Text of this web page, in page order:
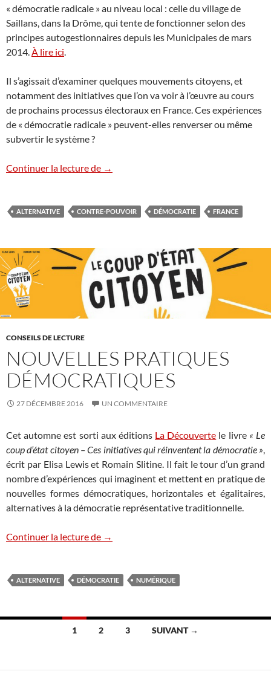
« démocratie radicale » au niveau local : celle du village de
Saillans, dans la Drôme, qui tente de fonctionner selon des
principes autogestionnaires depuis les Municipales de mars
2014.À lire ici.
Il s’agissait d’examiner quelques mouvements citoyens, et
notamment des initiatives que l’on va voir à l’œuvre au cours
de prochains processus électoraux en France. Ces expériences
de « démocratie radicale » peuvent-elles renverser ou même
subvertir le système ?
Continuer la lecture de Mouvements citoyens & initiatives
→
ALTERNATIVE CONTRE-POUVOIR DÉMOCRATIE FRANCE
CONSEILS DE LECTURE
NOUVELLES PRATIQUES
DÉMOCRATIQUES
27 DÉCEMBRE 2016 UN COMMENTAIRE
Cet automne est sorti aux éditions La Découverte le livre « Le
coup d’état citoyen – Ces initiatives qui réinventent la démocratie »
écrit par Elisa Lewis et Romain Slitine. Il fait le tour d’un grand
nombre d’expériences qui imaginent et mettent en pratique de
nouvelles formes démocratiques, horizontales et égalitaires,
alternatives à la démocratie représentative traditionnelle.
Continuer la lecture de Nouvelles pratiques démocratiques
→
ALTERNATIVE DÉMOCRATIE NUMÉRIQUE
Navigation
articles
1 2 3 SUIVANT →